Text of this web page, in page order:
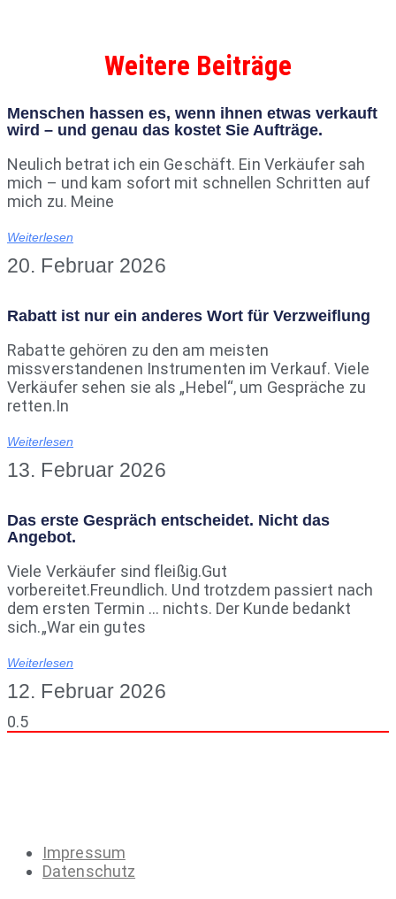
Weitere Beiträge
Menschen hassen es, wenn ihnen etwas verkauft
wird – und genau das kostet Sie Aufträge.
Neulich betrat ich ein Geschäft. Ein Verkäufer sah
mich – und kam sofort mit schnellen Schritten auf
mich zu. Meine
Weiterlesen
20. Februar 2026
Rabatt ist nur ein anderes Wort für Verzweiflung
Rabatte gehören zu den am meisten
missverstandenen Instrumenten im Verkauf. Viele
Verkäufer sehen sie als „Hebel“, um Gespräche zu
retten.In
Weiterlesen
13. Februar 2026
Das erste Gespräch entscheidet. Nicht das
Angebot.
Viele Verkäufer sind fleißig.Gut
vorbereitet.Freundlich. Und trotzdem passiert nach
dem ersten Termin … nichts. Der Kunde bedankt
sich.„War ein gutes
Weiterlesen
12. Februar 2026
Impressum
Datenschutz